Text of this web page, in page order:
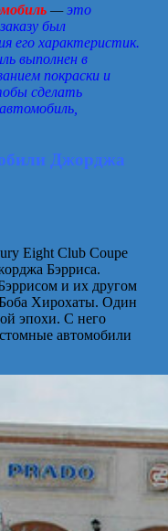
—это
был
его характеристик.
выполнен в
покраски и
сделать
Джорджа
Eight Club Coupe
Бэрриса.
и их другом
Хирохаты. Один
эпохи. С него
автомобили